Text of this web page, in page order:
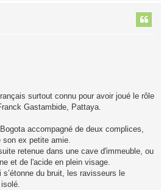
surtout connu pour avoir joué le rôle
Gastambide, Pattaya.
accompagné de deux complices,
son ex petite amie.
retenue dans une cave d'immeuble, ou
et de l'acide en plein visage.
s’étonne du bruit, les ravisseurs le